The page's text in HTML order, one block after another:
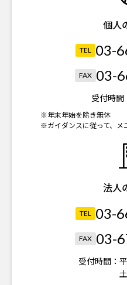
個人
TEL 03-
FAX 03-
受付時間
※年末年始を除き無休
※ガイダンスに従って、メ
法人
TEL 03-
FAX 03-
受付時間：